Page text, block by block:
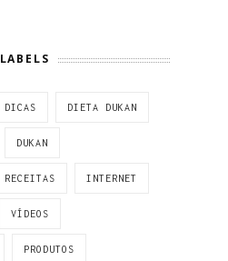
LABELS
DICAS DIETA DUKAN
DUKAN
RECEITAS INTERNET
VÍDEOS
PRODUTOS